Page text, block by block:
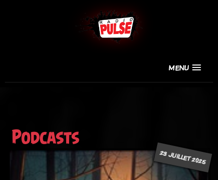
MENU
Podcasts
23 JUILLET 2025